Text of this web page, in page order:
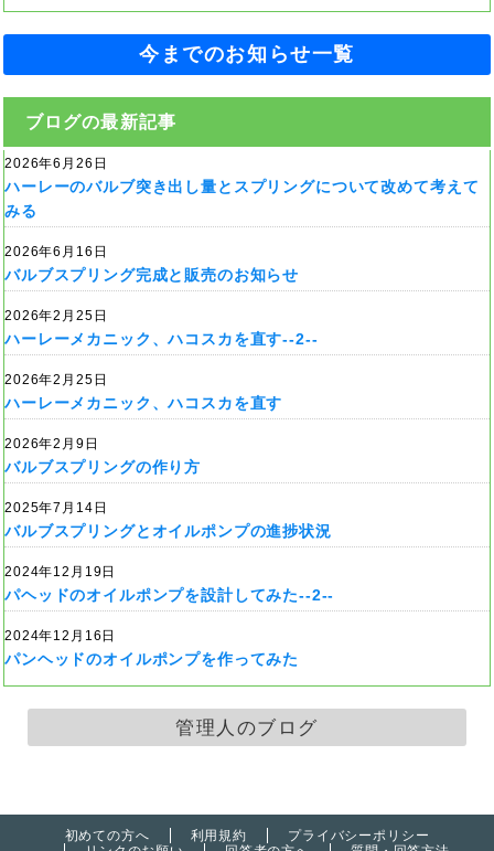
今までのお知らせ一覧
ブログの最新記事
2026年6月26日
ハーレーのバルブ突き出し量とスプリングについて改めて考えて
みる
2026年6月16日
バルブスプリング完成と販売のお知らせ
2026年2月25日
ハーレーメカニック、ハコスカを直す--2--
2026年2月25日
ハーレーメカニック、ハコスカを直す
2026年2月9日
バルブスプリングの作り方
2025年7月14日
バルブスプリングとオイルポンプの進捗状況
2024年12月19日
パヘッドのオイルポンプを設計してみた--2--
2024年12月16日
パンヘッドのオイルポンプを作ってみた
管理人のブログ
初めての方へ 利用規約
プライバシーポリシー